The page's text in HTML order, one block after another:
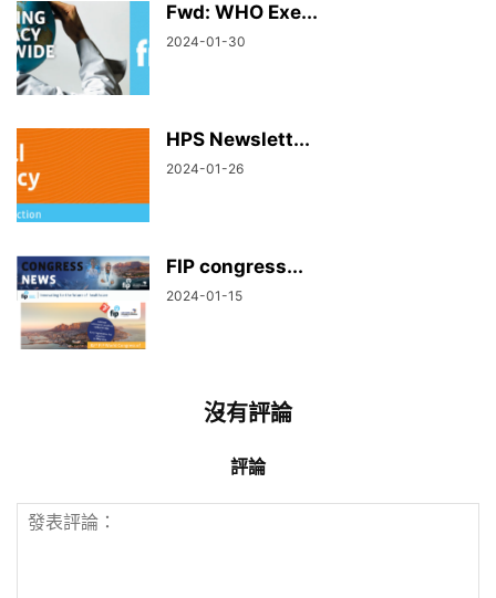
Fwd: WHO Exe...
2024-01-30
HPS Newslett...
2024-01-26
FIP congress...
2024-01-15
沒有評論
評論